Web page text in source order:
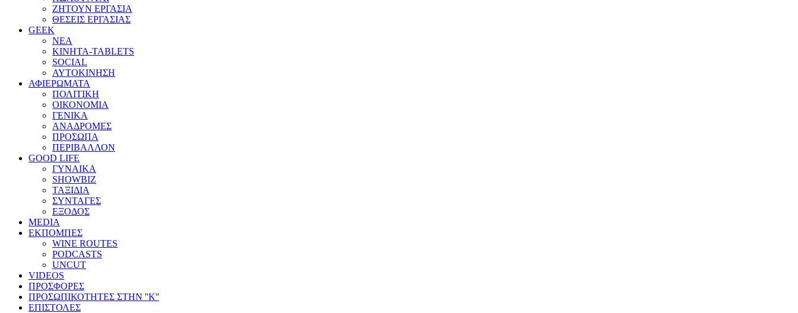
ΖΗΤΟΥΝ ΕΡΓΑΣΙΑ
ΘΕΣΕΙΣ ΕΡΓΑΣΙΑΣ
GEEK
ΝΕΑ
ΚΙΝΗΤΑ-TABLETS
SOCIAL
ΑΥΤΟΚΙΝΗΣΗ
ΑΦΙΕΡΩΜΑΤΑ
ΠΟΛΙΤΙΚΗ
ΟΙΚΟΝΟΜΙΑ
ΓΕΝΙΚΑ
ΑΝΑΔΡΟΜΕΣ
ΠΡΟΣΩΠΑ
ΠΕΡΙΒΑΛΛΟΝ
GOOD LIFE
ΓΥΝΑΙΚΑ
SHOWBIZ
ΤΑΞΙΔΙΑ
ΣΥΝΤΑΓΕΣ
ΕΞΟΔΟΣ
MEDIA
ΕΚΠΟΜΠΕΣ
WINE ROUTES
PODCASTS
UNCUT
VIDEOS
ΠΡΟΣΦΟΡΕΣ
ΠΡΟΣΩΠΙΚΟΤΗΤΕΣ ΣΤΗΝ ''Κ''
ΕΠΙΣΤΟΛΕΣ